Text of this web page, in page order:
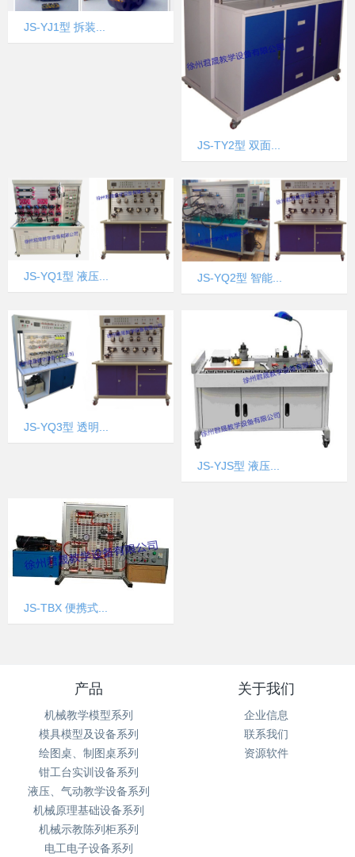
JS-YJ1型 拆装...
JS-TY2型 双面...
JS-YQ1型 液压... JS-YQ2型 智能...
JS-YQ3型 透明...
JS-YJS型 液压...
JS-TBX 便携式...
产品
机械教学模型系列
模具模型及设备系列
绘图桌、制图桌系列
钳工台实训设备系列
液压、气动教学设备系列
机械原理基础设备系列
机械示教陈列柜系列
电工电子设备系列
关于我们
企业信息
联系我们
资源软件